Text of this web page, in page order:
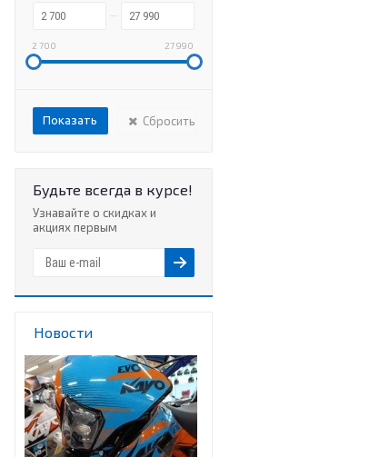
2 700 27 990
Сбросить
Будьте всегда в курсе!
Узнавайте о скидках и
акциях первым
Новости